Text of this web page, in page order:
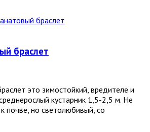
браслет
это зимостойкий, вредителе и
кустарник 1,5-2,5 м. Не
почве, но светолюбивый, со